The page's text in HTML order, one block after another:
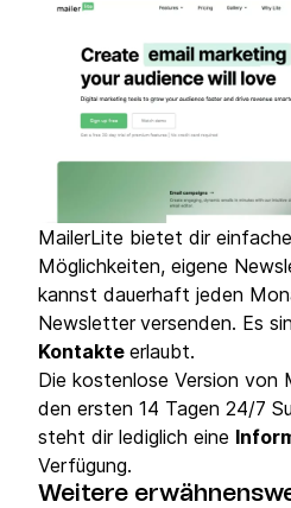
MailerLite bietet dir
Möglichkeiten, eigene
kannst dauerhaft jeden
Newsletter versenden. Es
Kontakte erlaubt.
Die kostenlose Version von
den ersten 14 Tagen 24/7
steht dir lediglich eine
Verfügung.
Weitere